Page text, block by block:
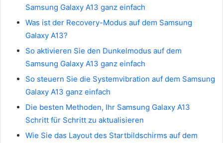
Samsung Galaxy A13 ganz einfach
Was ist der Recovery-Modus auf dem Samsung
Galaxy A13?
So aktivieren Sie den Dunkelmodus auf dem
Samsung Galaxy A13 ganz einfach
So steuern Sie die Systemvibration auf dem Samsung
Galaxy A13 ganz einfach
Die besten Methoden, Ihr Samsung Galaxy A13
Schritt für Schritt zu aktualisieren
Wie Sie das Layout des Startbildschirms auf dem